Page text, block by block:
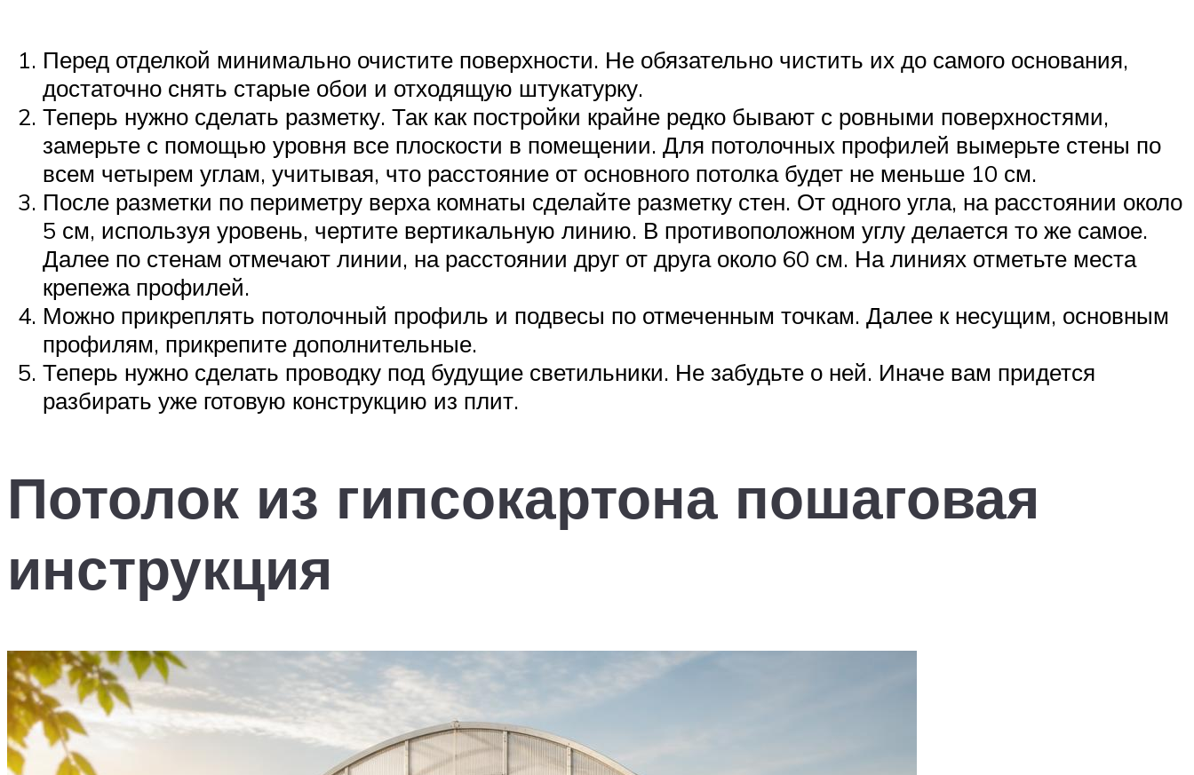
Перед отделкой минимально очистите поверхности. Не обязательно чистить их до самого основания,
достаточно снять старые обои и отходящую штукатурку.
Теперь нужно сделать разметку. Так как постройки крайне редко бывают с ровными поверхностями,
замерьте с помощью уровня все плоскости в помещении. Для потолочных профилей вымерьте стены по
всем четырем углам, учитывая, что расстояние от основного потолка будет не меньше 10 см.
После разметки по периметру верха комнаты сделайте разметку стен. От одного угла, на расстоянии около
5 см, используя уровень, чертите вертикальную линию. В противоположном углу делается то же самое.
Далее по стенам отмечают линии, на расстоянии друг от друга около 60 см. На линиях отметьте места
крепежа профилей.
Можно прикреплять потолочный профиль и подвесы по отмеченным точкам. Далее к несущим, основным
профилям, прикрепите дополнительные.
Теперь нужно сделать проводку под будущие светильники. Не забудьте о ней. Иначе вам придется
разбирать уже готовую конструкцию из плит.
Потолок из гипсокартона пошаговая
инструкция